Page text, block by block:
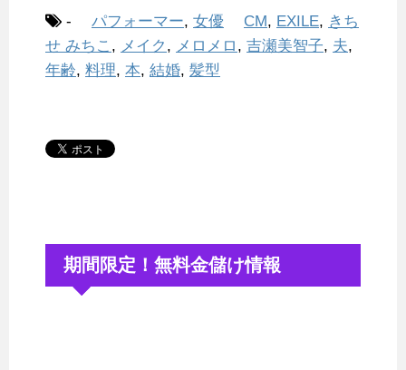
- パフォーマー, 女優 CM, EXILE, きち
せ みちこ , メイク , メロメロ , 吉瀬美智子, 夫,
年齢, 料理, 本, 結婚, 髪型
期間限定！無料金儲け情報